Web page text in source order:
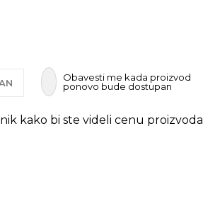
Obavesti me kada proizvod
ponovo bude dostupan
kako bi ste videli cenu proizvoda